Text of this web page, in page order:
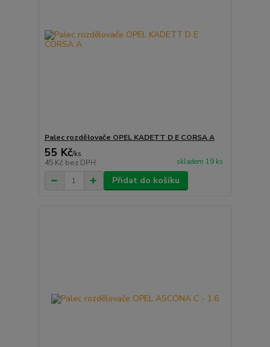
Palec rozdělovače OPEL KADETT D E CORSA A
55 Kč/ks
45 Kč bez DPH skladem 19 ks
Přidat do košíku